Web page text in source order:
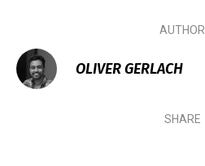
AUTHOR
OLIVER GERLACH
SHARE